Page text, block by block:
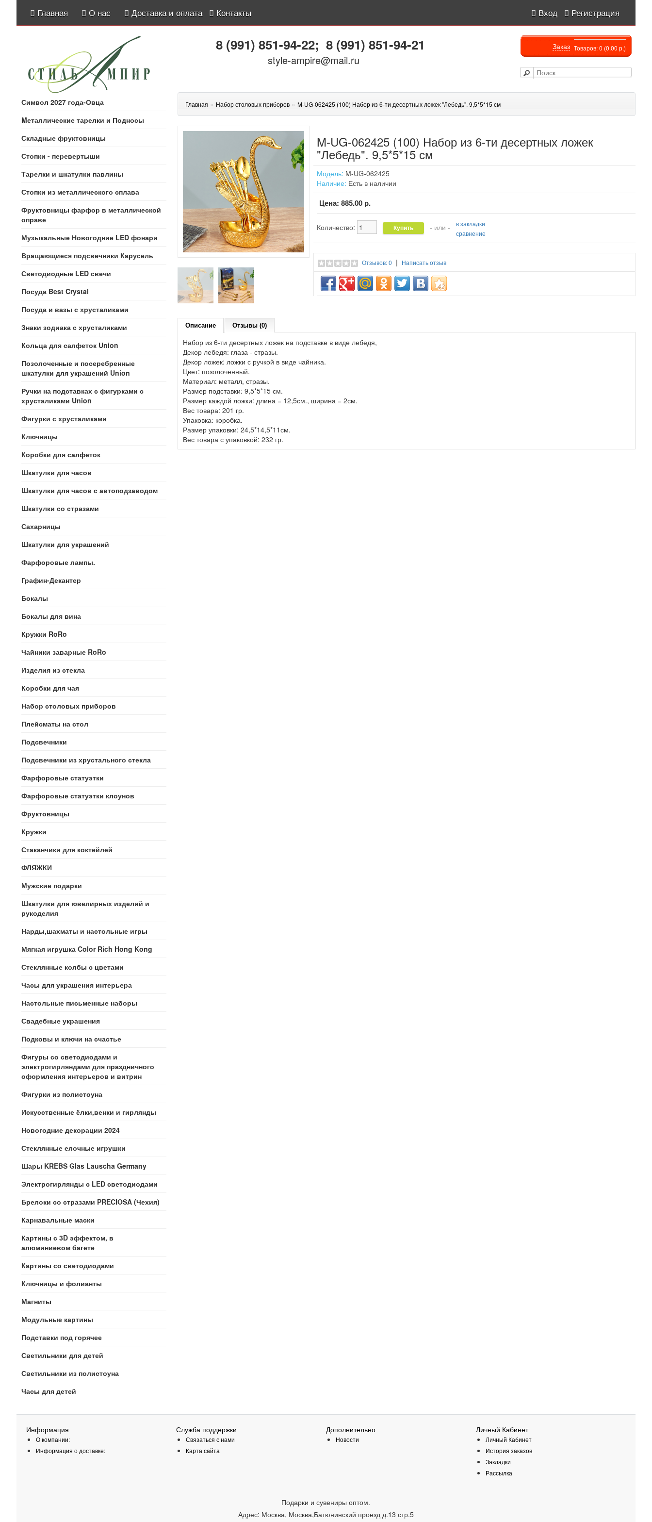
Главная О нас Доставка и оплата Контакты Вход Регистрация
Заказ Товаров: 0 (0.00 р.)
8 (991) 851-94-22; 8 (991) 851-94-21
style-ampire@mail.ru
Символ 2027 года-Овца
Mеталлические тарелки и Подносы
Складные фруктовницы
Стопки - перевертыши
Тарелки и шкатулки павлины
Стопки из металлического сплава
Фруктовницы фарфор в металлической
оправе
Музыкальные Новогодние LED фонари
Вращающиеся подсвечники Карусель
Светодиодные LED свечи
Посуда Best Crystal
Посуда и вазы с хрусталиками
Знаки зодиака с хрусталиками
Кольца для салфеток Union
Позолоченные и посеребренные
шкатулки для украшений Union
Ручки на подставках с фигурками с
хрусталиками Union
Фигурки с хрусталиками
Ключницы
Коробки для салфеток
Шкатулки для часов
Шкатулки для часов с автоподзаводом
Шкатулки со стразами
Сахарницы
Шкатулки для украшений
Фарфоровые лампы.
Графин-Декантер
Бокалы
Бокалы для вина
Кружки RoRo
Чайники заварные RoRo
Изделия из стекла
Коробки для чая
Набор столовых приборов
Плейсматы на стол
Подсвечники
Подсвечники из хрустального стекла
Фарфоровые статуэтки
Фарфоровые статуэтки клоунов
Фруктовницы
Кружки
Стаканчики для коктейлей
ФЛЯЖКИ
Мужские подарки
Шкатулки для ювелирных изделий и
рукоделия
Нарды,шахматы и настольные игры
Мягкая игрушка Color Rich Hong Kong
Стеклянные колбы с цветами
Часы для украшения интерьера
Настольные письменные наборы
Свадебные украшения
Подковы и ключи на счастье
Фигуры со светодиодами и
электрогирляндами для праздничного
оформления интерьеров и витрин
Фигурки из полистоуна
Искусственные ёлки,венки и гирлянды
Новогодние декорации 2024
Стеклянные елочные игрушки
Шары KREBS Glas Lauscha Germany
Электрогирлянды с LED светодиодами
Брелоки со стразами PRECIOSA (Чехия)
Карнавальные маски
Картины с 3D эффектом, в
алюминиевом багете
Картины со светодиодами
Ключницы и фолианты
Магниты
Модульные картины
Подставки под горячее
Светильники для детей
Светильники из полистоуна
Часы для детей
Главная » Набор столовых приборов» M-UG-062425 (100) Набор из 6-ти десертных ложек "Лебедь". 9,5*5*15 см
M-UG-062425 (100) Набор из 6-ти десертных ложек
"Лебедь". 9,5*5*15 см
Модель: M-UG-062425
Наличие: Есть в наличии
Цена: 885.00 р.
Количество: - или -
в закладки
сравнение
Отзывов: 0 | Написать отзыв
Описание Отзывы (0)
Набор из 6-ти десертных ложек на подставке в виде лебедя,
Декор лебедя: глаза - стразы.
Декор ложек: ложки с ручкой в виде чайника.
Цвет: позолоченный.
Материал: металл, стразы.
Размер подставки: 9,5*5*15 см.
Размер каждой ложки: длина = 12,5см., ширина = 2см.
Вес товара: 201 гр.
Упаковка: коробка.
Размер упаковки: 24,5*14,5*11см.
Вес товара с упаковкой: 232 гр.
Информация
О компании:
Информация о доставке:
Служба поддержки
Связаться с нами
Карта сайта
Дополнительно
Новости
Личный Кабинет
Личный Кабинет
История заказов
Закладки
Рассылка
Подарки и сувениры оптом.
Адрес: Москва, Москва,Батюнинский проезд д.13 стр.5